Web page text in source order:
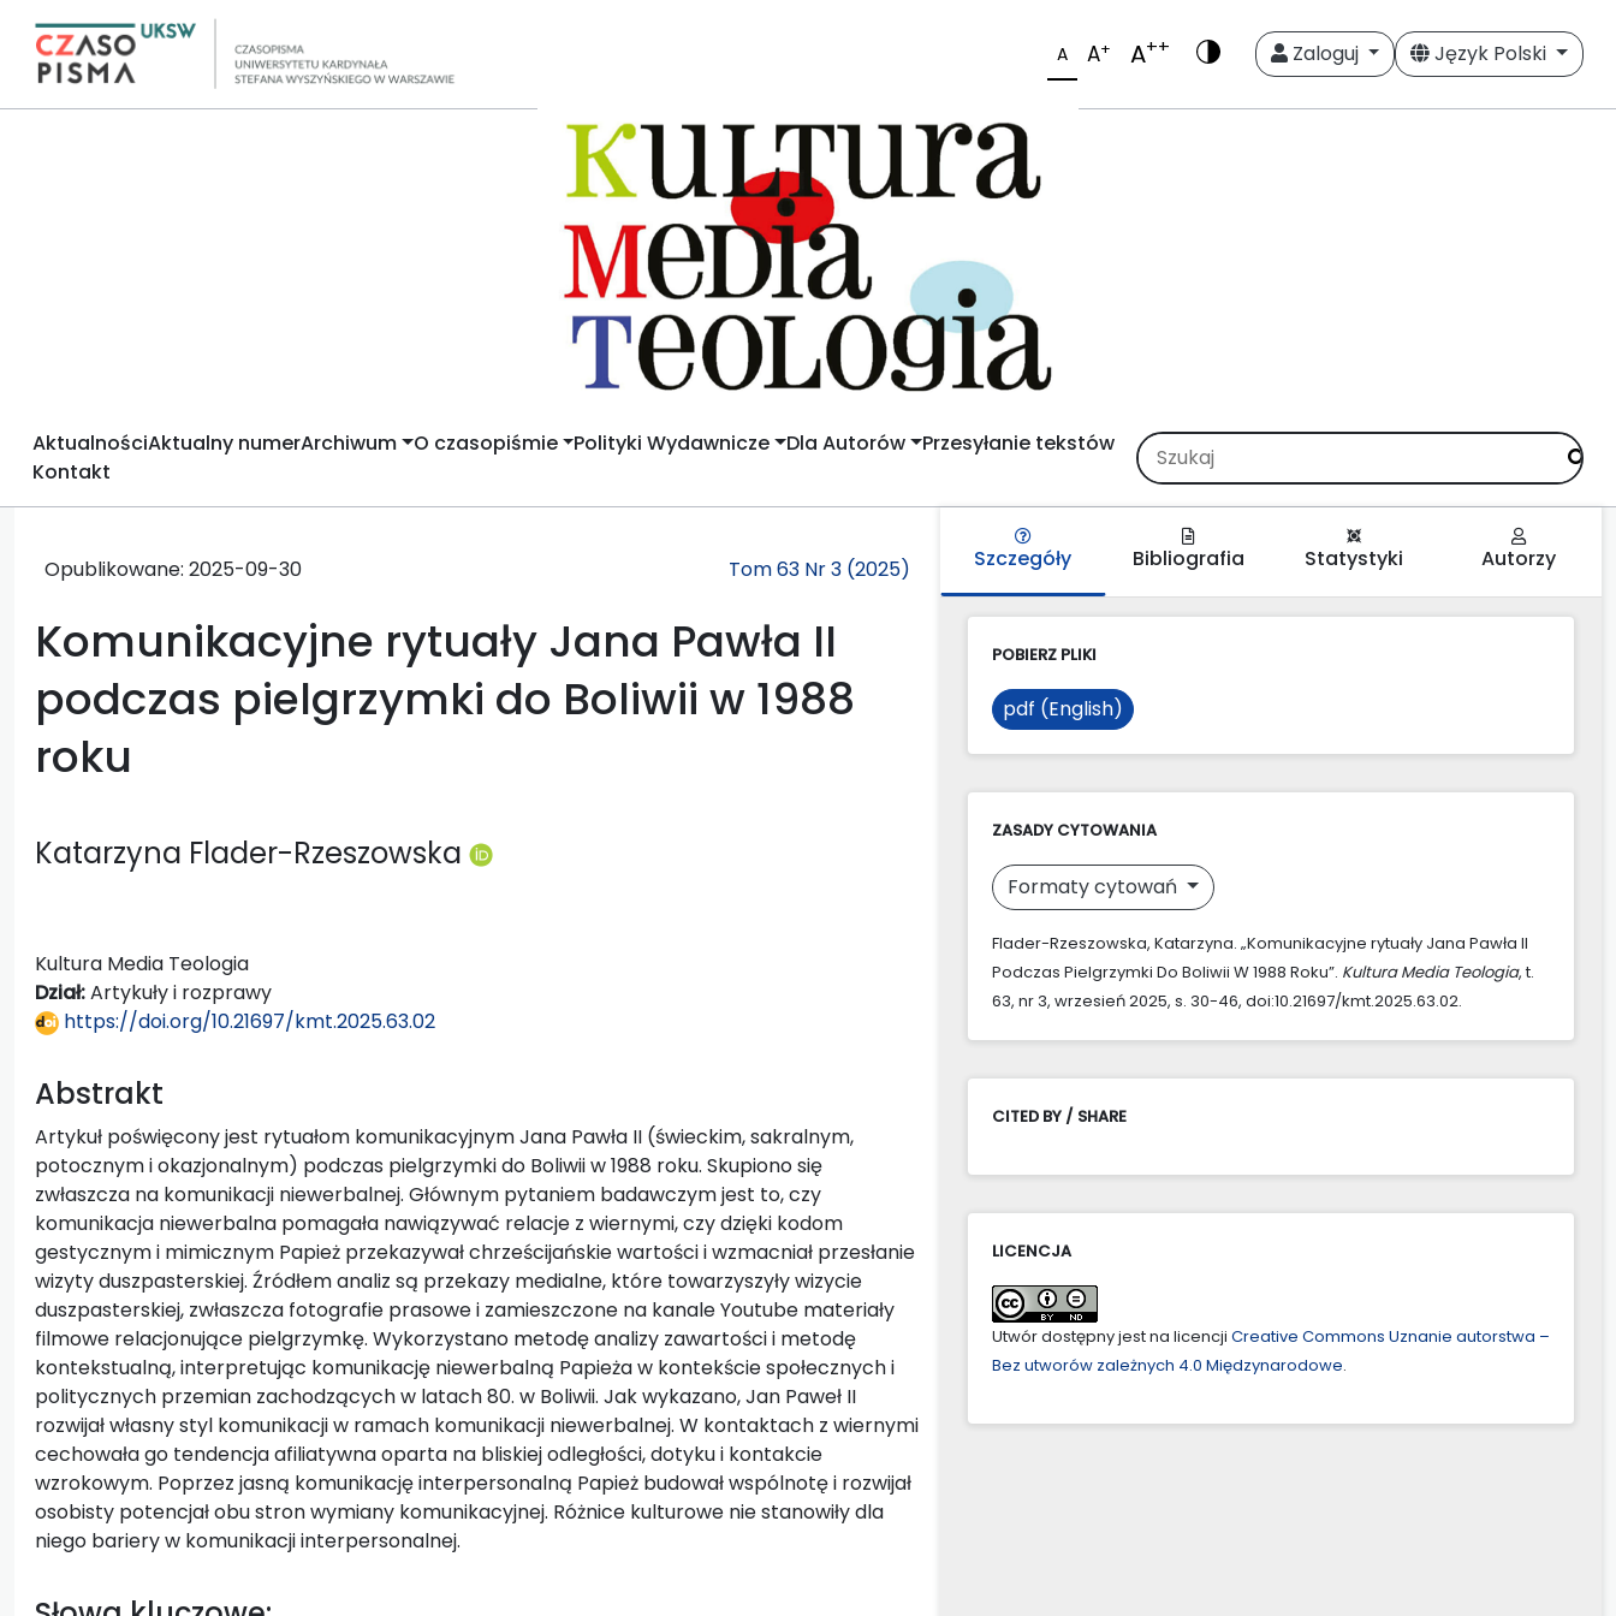
A A+ A++ Zaloguj Język Polski
AktualnościAktualny numerArchiwum O czasopiśmie Polityki Wydawnicze Dla Autorów Przesyłanie tekstów
Kontakt
Opublikowane: 2025-09-30 Tom 63 Nr 3 (2025)
Komunikacyjne rytuały Jana Pawła II
podczas pielgrzymki do Boliwii w 1988
roku
Katarzyna Flader-Rzeszowska
Kultura Media Teologia
Dział:Artykuły i rozprawy
https://doi.org/10.21697/kmt.2025.63.02
Abstrakt
Artykuł poświęcony jest rytuałom komunikacyjnym Jana Pawła II (świeckim, sakralnym,
potocznym i okazjonalnym) podczas pielgrzymki do Boliwii w 1988 roku. Skupiono się
zwłaszcza na komunikacji niewerbalnej. Głównym pytaniem badawczym jest to, czy
komunikacja niewerbalna pomagała nawiązywać relacje z wiernymi, czy dzięki kodom
gestycznym i mimicznym Papież przekazywał chrześcijańskie wartości i wzmacniał przesłanie
wizyty duszpasterskiej. Źródłem analiz są przekazy medialne, które towarzyszyły wizycie
duszpasterskiej, zwłaszcza fotografie prasowe i zamieszczone na kanale Youtube materiały
filmowe relacjonujące pielgrzymkę. Wykorzystano metodę analizy zawartości i metodę
kontekstualną, interpretując komunikację niewerbalną Papieża w kontekście społecznych i
politycznych przemian zachodzących w latach 80. w Boliwii. Jak wykazano, Jan Paweł II
rozwijał własny styl komunikacji w ramach komunikacji niewerbalnej. W kontaktach z wiernymi
cechowała go tendencja afiliatywna oparta na bliskiej odległości, dotyku i kontakcie
wzrokowym. Poprzez jasną komunikację interpersonalną Papież budował wspólnotę i rozwijał
osobisty potencjał obu stron wymiany komunikacyjnej. Różnice kulturowe nie stanowiły dla
niego bariery w komunikacji interpersonalnej.
Szczegóły Bibliografia Statystyki Autorzy
POBIERZ PLIKI
pdf (English)
ZASADY CYTOWANIA
Formaty cytowań
Flader-Rzeszowska, Katarzyna. „Komunikacyjne rytuały Jana Pawła II
Podczas Pielgrzymki Do Boliwii W 1988 Roku”. Kultura Media Teologia, t.
63, nr 3, wrzesień 2025, s. 30-46, doi:10.21697/kmt.2025.63.02.
CITED BY / SHARE
LICENCJA
Utwór dostępny jest na licencji Creative Commons Uznanie autorstwa –
Bez utworów zależnych 4.0 Międzynarodowe.